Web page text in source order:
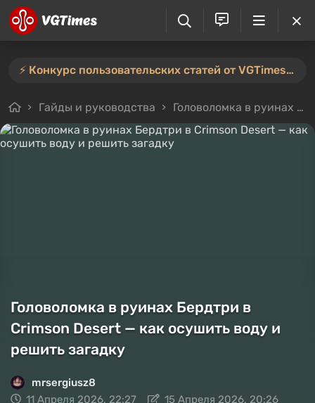
⚡️ Конкурс пользовательских статей от VGTimes продлён — участвуйте тут ⚡️
Гайды и руководства Головоломка в руинах Бердтри в Crimson Desert — как осушить воду и решить загадку
Головоломка в руинах Бердтри в
Crimson Desert — как осушить воду и
решить загадку
mrsergiusz8
11 Апреля 2026, 22:27
15 Апреля 2026, 20:26